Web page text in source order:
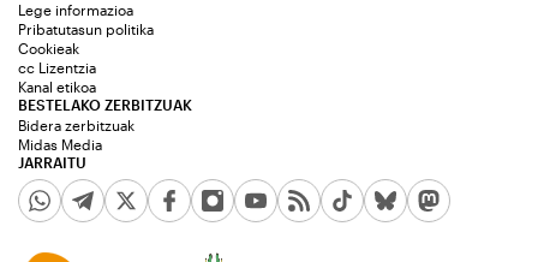
JARRAITU
Lege informazioa
Pribatutasun politika
Cookieak
cc Lizentzia
Kanal etikoa
BESTELAKO ZERBITZUAK
Bidera zerbitzuak
Midas Media